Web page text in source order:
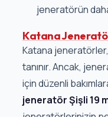
jeneratörün
Katana
Katana jeneratörler,
tanınır. Ancak,
için düzenli
jeneratör Şişli 19